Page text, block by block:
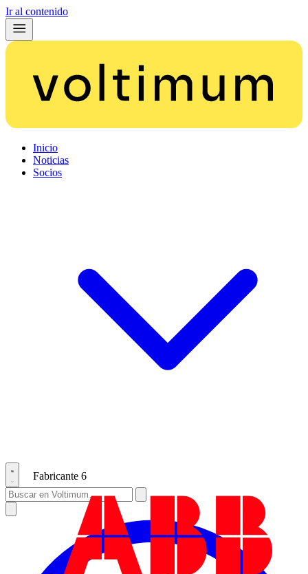
Ir al contenido
Inicio
Noticias
Socios
Fabricante 6